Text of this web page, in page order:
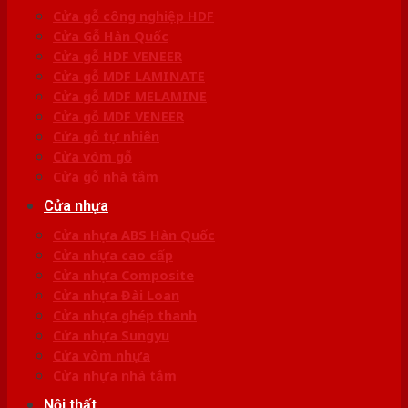
Cửa gỗ công nghiệp HDF
Cửa Gỗ Hàn Quốc
Cửa gỗ HDF VENEER
Cửa gỗ MDF LAMINATE
Cửa gỗ MDF MELAMINE
Cửa gỗ MDF VENEER
Cửa gỗ tự nhiên
Cửa vòm gỗ
Cửa gỗ nhà tắm
Cửa nhựa
Cửa nhựa ABS Hàn Quốc
Cửa nhựa cao cấp
Cửa nhựa Composite
Cửa nhựa Đài Loan
Cửa nhựa ghép thanh
Cửa nhựa Sungyu
Cửa vòm nhựa
Cửa nhựa nhà tắm